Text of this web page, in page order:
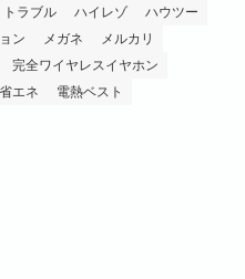
トラブル ハイレゾ
ハウツー
ン メガネ
メルカリ
完全ワイヤレスイヤホン
省エネ
電熱ベスト